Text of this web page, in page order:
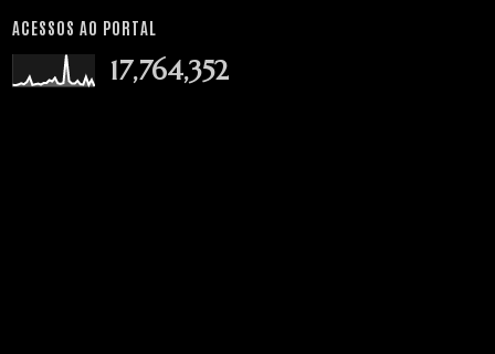
ACESSOS AO PORTAL
17,764,352